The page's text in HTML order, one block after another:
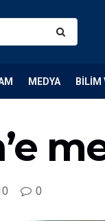
MEDYA BILIM
0